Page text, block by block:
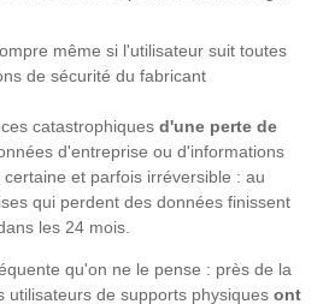
même si l'utilisateur suit toutes
de sécurité du fabricant
catastrophiquesd'une perte de
d'entreprise ou d'informations
et parfois irréversible : au
qui perdent des données finissent
les 24 mois.
qu'on ne le pense : près de la
utilisateurs de supports physiquesont